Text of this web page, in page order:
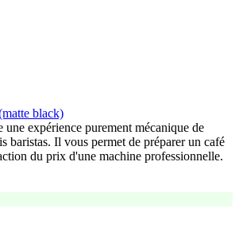
black)
expérience purement mécanique de
baristas. Il vous permet de préparer un café
du prix d'une machine professionnelle.